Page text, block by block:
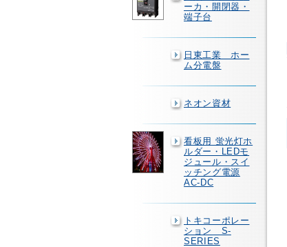
ーカ・開閉器・
端子台
日東工業 ホー
ム分電盤
ネオン資材
看板用 蛍光灯ホ
ルダー・LEDモ
ジュール・スイ
ッチング電源
AC-DC
トキコーポレー
ション S-
SERIES